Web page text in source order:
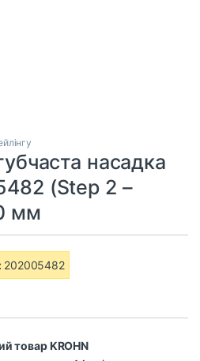
насадка
(Step 2 –
мм
202005482
товар KROHN